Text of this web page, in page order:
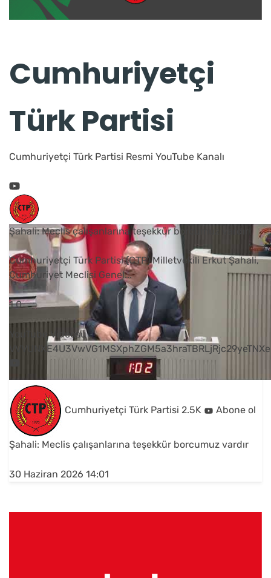
Cumhuriyetçi
Türk Partisi
Cumhuriyetçi Türk Partisi Resmi YouTube Kanalı
Şahali: Meclis çalışanlarına teşekkür borcumuz vardır
Cumhuriyetçi Türk Partisi (CTP) Milletvekili Erkut Şahali,
Cumhuriyet Meclisi Genel...
1 0
YouTube Videosu
Cumhuriyetçi Türk Partisi 2.5K Abone ol
Şahali: Meclis çalışanlarına teşekkür borcumuz vardır
30 Haziran 2026 14:01